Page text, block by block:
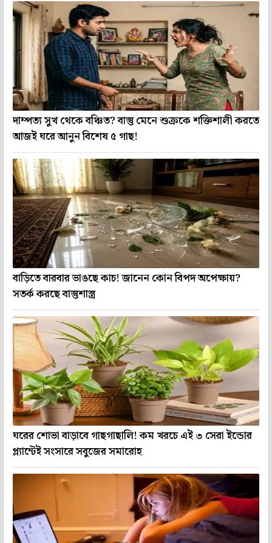
দাম্পত্য সুখ থেকে বঞ্চিত? বাস্তু মেনে শুক্রকে শক্তিশালী করতে
আজই ঘরে আনুন বিশেষ ৫ গাছ!
বাড়িতে বারবার ভাঙছে কাচ! জানেন কোন বিপদ অপেক্ষায়?
সতর্ক করছে বাস্তুশাস্ত্র
ঘরের শোভা বাড়াবে গাছগাছালি! কম খরচে এই ৩ সেরা ইন্ডোর
প্ল্যান্টেই সংসারে সবুজের সমারোহ